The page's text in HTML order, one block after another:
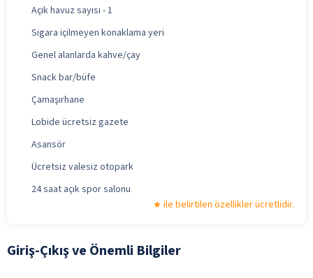
Açık havuz sayısı - 1
Sigara içilmeyen konaklama yeri
Genel alanlarda kahve/çay
Snack bar/büfe
Çamaşırhane
Lobide ücretsiz gazete
Asansör
Ücretsiz valesiz otopark
24 saat açık spor salonu
ile belirtilen özellikler ücretlidir.
Giriş-Çıkış ve Önemli Bilgiler